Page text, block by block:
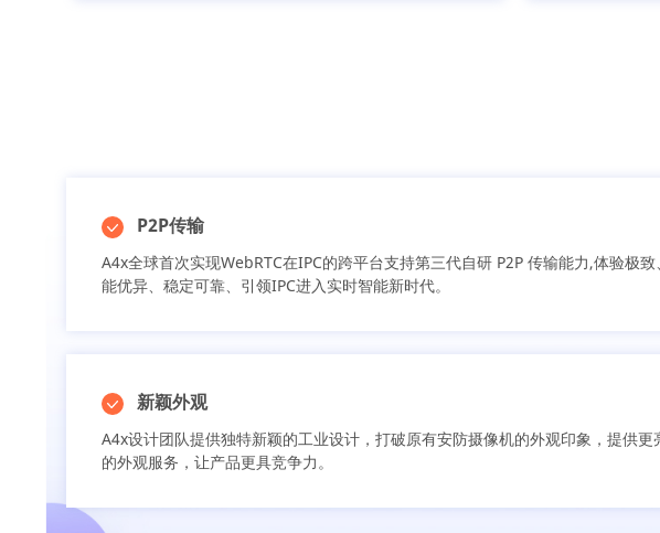
P2P传输
A4x全球首次实现WebRTC在IPC的跨平台支持第三代自研 P2P 传输能力,体验极致
能优异、稳定可靠、引领IPC进入实时智能新时代。
新颖外观
A4x设计团队提供独特新颖的工业设计，打破原有安防摄像机的外观印象，提供更
的外观服务，让产品更具竞争力。